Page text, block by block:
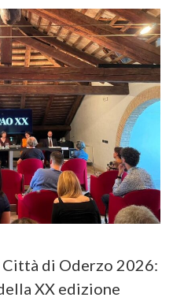
di Oderzo 2026:
XX edizione